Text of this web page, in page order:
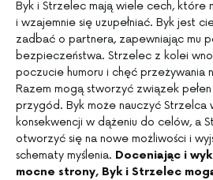
Byk i Strzelec mają wiele cech, które
i wzajemnie się uzupełniać. Byk jest
zadbać o partnera, zapewniając mu
bezpieczeństwa. Strzelec z kolei
poczucie humoru i chęć przeżywania
Razem mogą stworzyć związek pełen
przygód. Byk może nauczyć Strzelca
konsekwencji w dążeniu do celów, a
otworzyć się na nowe możliwości i
schematy myślenia. Doceniając i
mocne strony, Byk i Strzelec